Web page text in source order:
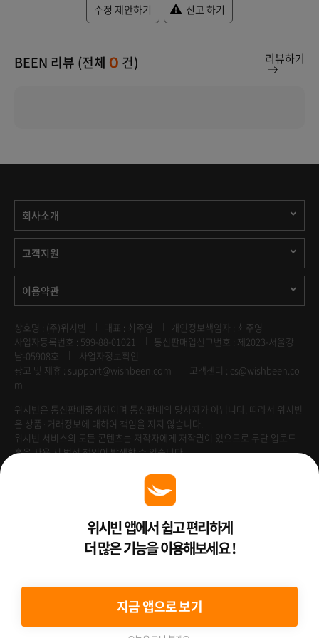
수정 제안하기 신고 하기
BEEN 리뷰 (전체 0 건) 리뷰하기
회사소개
고객지원
이용약관
상호명 : (주)위시빈 대표 : 최주영
개인정보책임자 : 최주영
사업자등록번호 : 599-88-01021
통신판매업신고번호 : 제2023-서울강
남-05908호
사업자정보확인
광고 및 제휴 : support@wishbeen.com
고객센터 : cs@wishbeen.co
m
위시빈은 통신판매중개자이며 통신판매의 당사자가 아닙니다. 따라서 위시빈
은 상품·거래정보에 대하여 책임을 지지 않습니다.
위시빈 서비스의 모든 콘텐츠는 저작자에게 저작권이 있으므로 무단 업로드
혹은 사용 시 법적 책임이 발생할 수 있습니다.
Venture Enterprise위시빈 앱에서 쉽고 편리하게
더 많은 기능을 이용해보세요 !
지금 앱으로 보기